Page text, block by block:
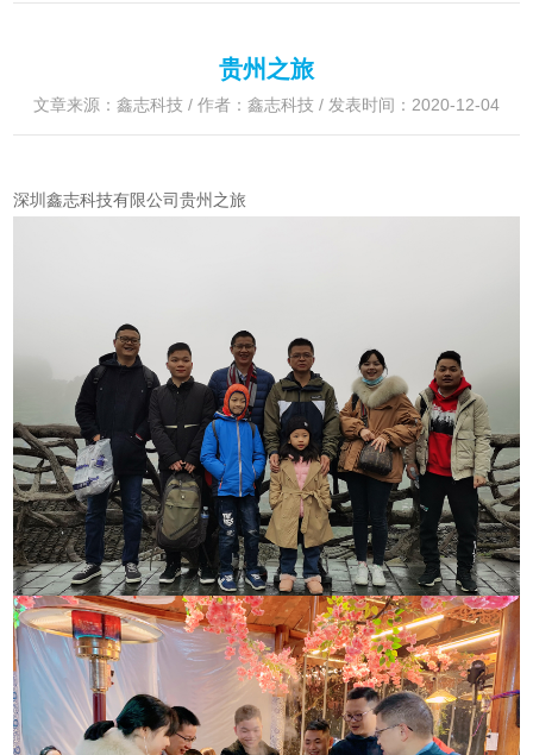
贵州之旅
文章来源：鑫志科技 / 作者：鑫志科技 / 发表时间：2020-12-04
深圳鑫志科技有限公司贵州之旅